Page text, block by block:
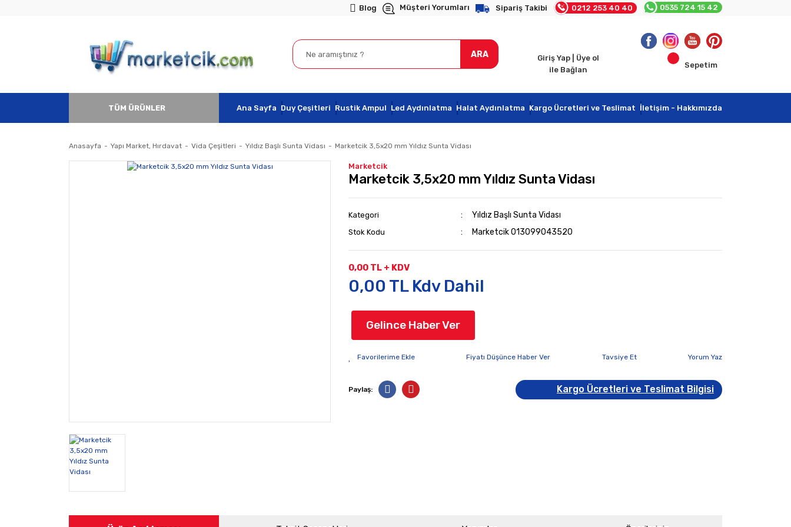
Blog Müşteri Yorumları Sipariş Takibi 0212 253 40 40 0535 724 15 42
ARA
Giriş Yap | Üye ol
ile Bağlan
Sepetim
TÜM ÜRÜNLER Ana Sayfa Duy Çeşitleri Rustik Ampul Led Aydınlatma Halat Aydınlatma Kargo Ücretleri ve Teslimat İletişim - Hakkımızda
Anasayfa Yapı Market, Hırdavat Vida Çeşitleri Yıldız Başlı Sunta Vidası Marketcik 3,5x20 mm Yıldız Sunta Vidası
Marketcik
Marketcik 3,5x20 mm Yıldız Sunta Vidası
Kategori Yıldız Başlı Sunta Vidası
Stok Kodu Marketcik 013099043520
0,00 TL + KDV
0,00 TL Kdv Dahil
Gelince Haber Ver
Fiyatı Düşünce Haber Ver Tavsiye Et Yorum Yaz
Paylaş: Kargo Ücretleri ve Teslimat Bilgisi